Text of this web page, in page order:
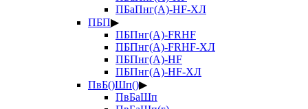
ПБаПнг(А)-HF-ХЛ
ПБП▶
ПБПнг(А)-FRHF
ПБПнг(А)-FRHF-ХЛ
ПБПнг(А)-HF
ПБПнг(А)-HF-ХЛ
ПвБ()Шп()▶
ПвБаШп